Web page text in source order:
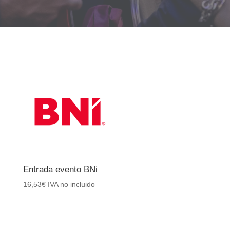
Entrada evento BNi
16,53€ IVA no incluido